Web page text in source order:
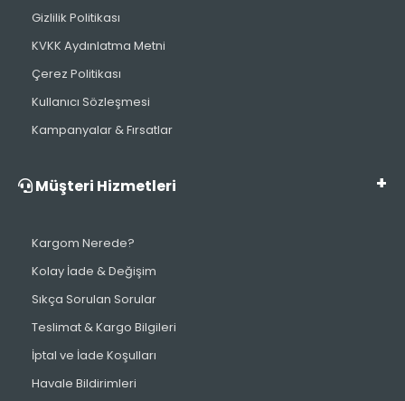
Gizlilik Politikası
KVKK Aydınlatma Metni
Çerez Politikası
Kullanıcı Sözleşmesi
Kampanyalar & Fırsatlar
Müşteri Hizmetleri
Kargom Nerede?
Kolay İade & Değişim
Sıkça Sorulan Sorular
Teslimat & Kargo Bilgileri
İptal ve İade Koşulları
Havale Bildirimleri